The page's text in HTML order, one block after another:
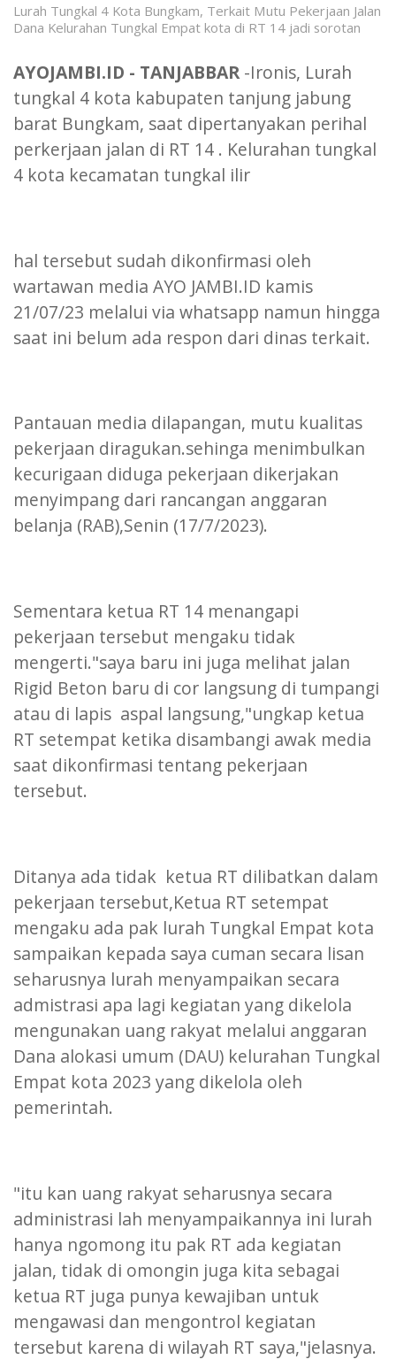
Lurah Tungkal 4 Kota Bungkam, Terkait Mutu Pekerjaan Jalan
Dana Kelurahan Tungkal Empat kota di RT 14 jadi sorotan
AYOJAMBI.ID - TANJABBAR -Ironis, Lurah
tungkal 4 kota kabupaten tanjung jabung
barat Bungkam, saat dipertanyakan perihal
perkerjaan jalan di RT 14 . Kelurahan tungkal
4 kota kecamatan tungkal ilir
hal tersebut sudah dikonfirmasi oleh
wartawan media AYO JAMBI.ID kamis
21/07/23 melalui via whatsapp namun hingga
saat ini belum ada respon dari dinas terkait.
Pantauan media dilapangan, mutu kualitas
pekerjaan diragukan.sehinga menimbulkan
kecurigaan diduga pekerjaan dikerjakan
menyimpang dari rancangan anggaran
belanja (RAB),Senin (17/7/2023).
Sementara ketua RT 14 menangapi
pekerjaan tersebut mengaku tidak
mengerti."saya baru ini juga melihat jalan
Rigid Beton baru di cor langsung di tumpangi
atau di lapis aspal langsung,"ungkap ketua
RT setempat ketika disambangi awak media
saat dikonfirmasi tentang pekerjaan
tersebut.
Ditanya ada tidak ketua RT dilibatkan dalam
pekerjaan tersebut,Ketua RT setempat
mengaku ada pak lurah Tungkal Empat kota
sampaikan kepada saya cuman secara lisan
seharusnya lurah menyampaikan secara
admistrasi apa lagi kegiatan yang dikelola
mengunakan uang rakyat melalui anggaran
Dana alokasi umum (DAU) kelurahan Tungkal
Empat kota 2023 yang dikelola oleh
pemerintah.
"itu kan uang rakyat seharusnya secara
administrasi lah menyampaikannya ini lurah
hanya ngomong itu pak RT ada kegiatan
jalan, tidak di omongin juga kita sebagai
ketua RT juga punya kewajiban untuk
mengawasi dan mengontrol kegiatan
tersebut karena di wilayah RT saya,"jelasnya.